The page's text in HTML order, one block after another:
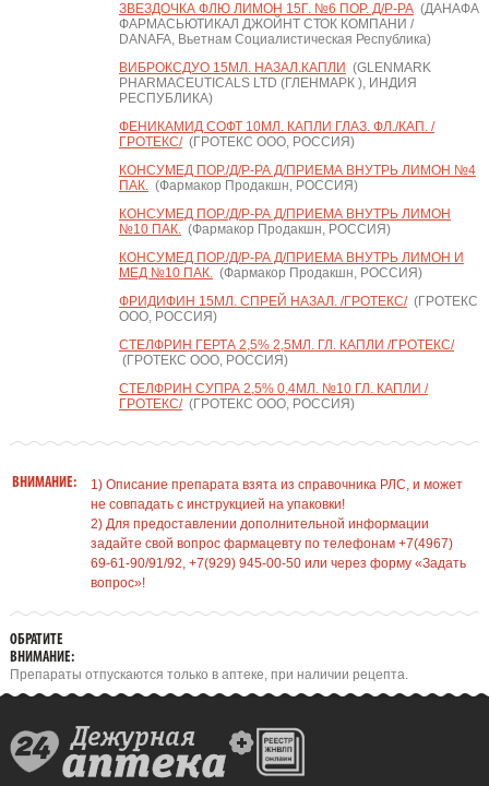
ЗВЕЗДОЧКА ФЛЮ ЛИМОН 15Г. №6 ПОР. Д/Р-РА(ДАНАФА
ФАРМАСЬЮТИКАЛ ДЖОЙНТ СТОК КОМПАНИ /
DANAFA, Вьетнам Социалистическая Республика)
ВИБРОКСДУО 15МЛ. НАЗАЛ.КАПЛИ (GLENMARK
PHARMACEUTICALS LTD (ГЛЕНМАРК ), ИНДИЯ
РЕСПУБЛИКА)
ФЕНИКАМИД СОФТ 10МЛ. КАПЛИ ГЛАЗ. ФЛ./КАП. /
ГРОТЕКС/(ГРОТЕКС ООО, РОССИЯ)
КОНСУМЕД ПОР./Д/Р-РА Д/ПРИЕМА ВНУТРЬ ЛИМОН №4
ПАК.(Фармакор Продакшн, РОССИЯ)
КОНСУМЕД ПОР./Д/Р-РА Д/ПРИЕМА ВНУТРЬ ЛИМОН
№10 ПАК.(Фармакор Продакшн, РОССИЯ)
КОНСУМЕД ПОР./Д/Р-РА Д/ПРИЕМА ВНУТРЬ ЛИМОН И
МЕД №10 ПАК.(Фармакор Продакшн, РОССИЯ)
ФРИДИФИН 15МЛ. СПРЕЙ НАЗАЛ. /ГРОТЕКС/(ГРОТЕКС
ООО, РОССИЯ)
СТЕЛФРИН ГЕРТА 2,5% 2,5МЛ. ГЛ. КАПЛИ /ГРОТЕКС/
(ГРОТЕКС ООО, РОССИЯ)
СТЕЛФРИН СУПРА 2,5% 0,4МЛ. №10 ГЛ. КАПЛИ /
ГРОТЕКС/(ГРОТЕКС ООО, РОССИЯ)
ВНИМАНИЕ:
1) Описание препарата взята из справочника РЛС, и может
не совпадать с инструкцией на упаковки!
2) Для предоставлении дополнительной информации
задайте свой вопрос фармацевту по телефонам +7(4967)
69-61-90/91/92, +7(929) 945-00-50 или через форму «Задать
вопрос»!
ОБРАТИТЕ
ВНИМАНИЕ:
Препараты отпускаются только в аптеке, при наличии рецепта.